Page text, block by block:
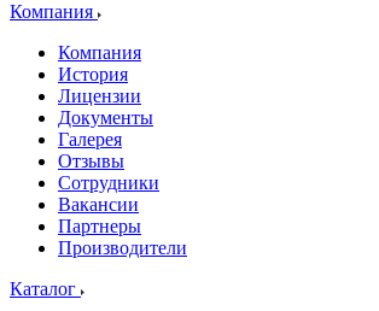
Компания
Компания
История
Лицензии
Документы
Галерея
Отзывы
Сотрудники
Вакансии
Партнеры
Производители
Каталог